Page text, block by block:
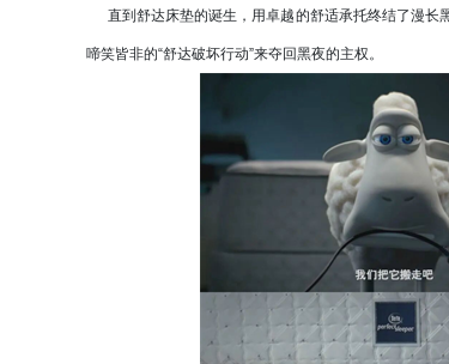
直到舒达床垫的诞生，用卓越的舒适承托终结了漫长
啼笑皆非的“舒达破坏行动”来夺回黑夜的主权。